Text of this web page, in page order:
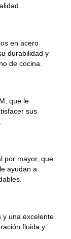
en acero
durabilidad y
de cocina.
que le
sus
por mayor, que
ayudan a
y una excelente
fluida y